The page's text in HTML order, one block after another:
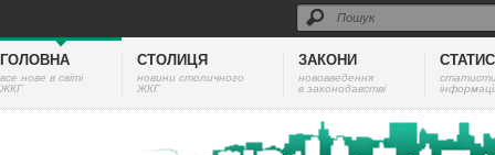
ГОЛОВНА
все нове в світі
ЖКГ
СТОЛИЦЯ
новини столичного
ЖКГ
ЗАКОНИ
нововведення
в законодавстві